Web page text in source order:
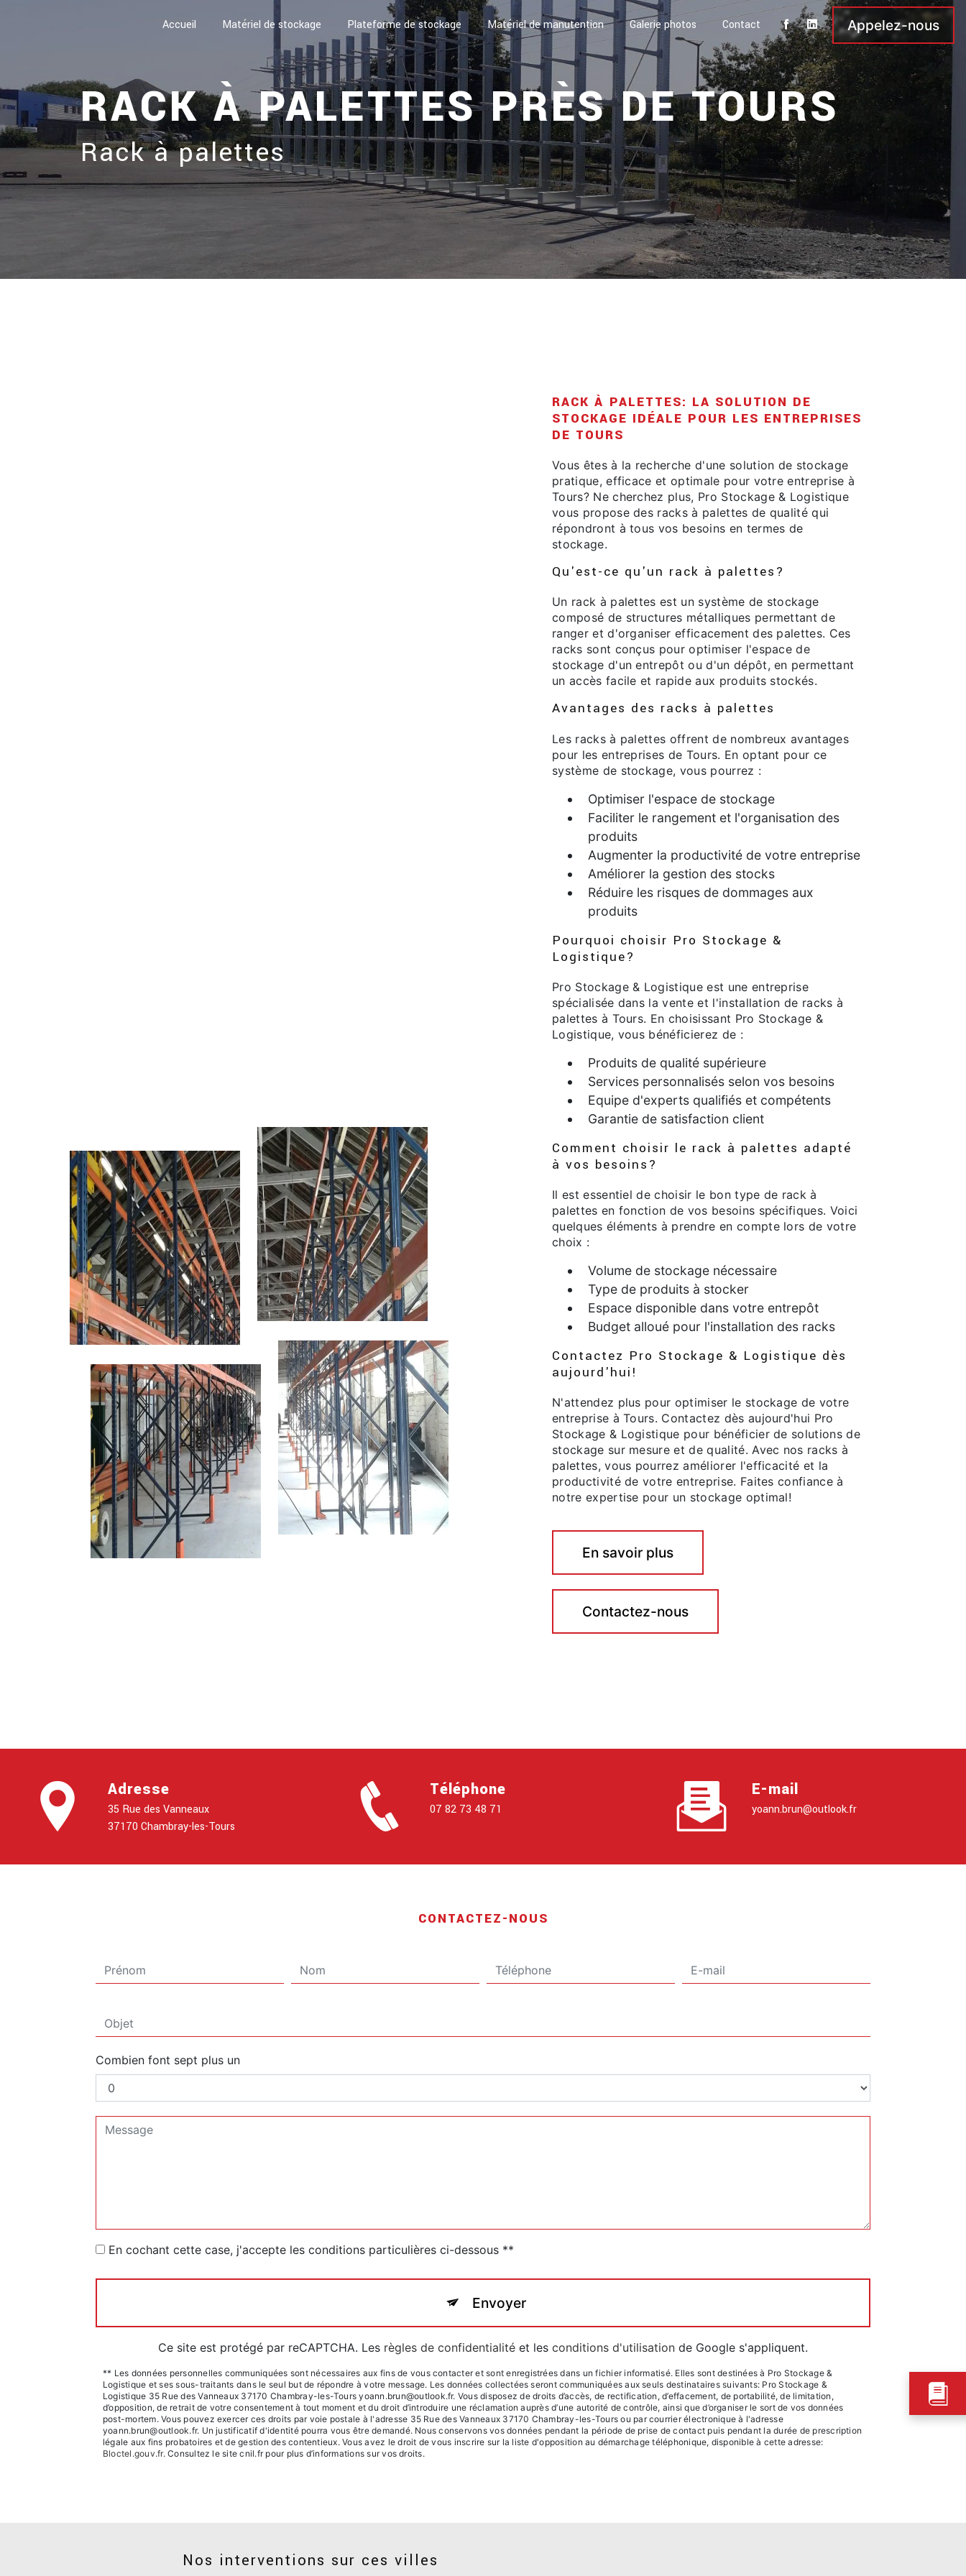
Accueil Matériel de stockage Plateforme de stockage Matériel de manutention Galerie photos Contact Appelez-nous
RACK À PALETTES PRÈS DE TOURS
Rack à palettes
RACK À PALETTES: LA SOLUTION DE
STOCKAGE IDÉALE POUR LES ENTREPRISES
DE TOURS
Vous êtes à la recherche d'une solution de stockage
pratique, efficace et optimale pour votre entreprise à
Tours? Ne cherchez plus, Pro Stockage & Logistique
vous propose des racks à palettes de qualité qui
répondront à tous vos besoins en termes de
stockage.
Qu'est-ce qu'un rack à palettes?
Un rack à palettes est un système de stockage
composé de structures métalliques permettant de
ranger et d'organiser efficacement des palettes. Ces
racks sont conçus pour optimiser l'espace de
stockage d'un entrepôt ou d'un dépôt, en permettant
un accès facile et rapide aux produits stockés.
Avantages des racks à palettes
Les racks à palettes offrent de nombreux avantages
pour les entreprises de Tours. En optant pour ce
système de stockage, vous pourrez :
Optimiser l'espace de stockage
Faciliter le rangement et l'organisation des
produits
Augmenter la productivité de votre entreprise
Améliorer la gestion des stocks
Réduire les risques de dommages aux
produits
Pourquoi choisir Pro Stockage &
Logistique?
Pro Stockage & Logistique est une entreprise
spécialisée dans la vente et l'installation de racks à
palettes à Tours. En choisissant Pro Stockage &
Logistique, vous bénéficierez de :
Produits de qualité supérieure
Services personnalisés selon vos besoins
Equipe d'experts qualifiés et compétents
Garantie de satisfaction client
Comment choisir le rack à palettes adapté
à vos besoins?
Il est essentiel de choisir le bon type de rack à
palettes en fonction de vos besoins spécifiques. Voici
quelques éléments à prendre en compte lors de votre
choix :
Volume de stockage nécessaire
Type de produits à stocker
Espace disponible dans votre entrepôt
Budget alloué pour l'installation des racks
Contactez Pro Stockage & Logistique dès
aujourd'hui!
N'attendez plus pour optimiser le stockage de votre
entreprise à Tours. Contactez dès aujourd'hui Pro
Stockage & Logistique pour bénéficier de solutions de
stockage sur mesure et de qualité. Avec nos racks à
palettes, vous pourrez améliorer l'efficacité et la
productivité de votre entreprise. Faites confiance à
notre expertise pour un stockage optimal!
En savoir plus
Contactez-nous
Adresse
35 Rue des Vanneaux
37170 Chambray-les-Tours
Téléphone
07 82 73 48 71
E-mail
yoann.brun@outlook.fr
CONTACTEZ-NOUS
Combien font sept plus un
En cochant cette case, j'accepte les conditions particulières ci-dessous **
Envoyer
Ce site est protégé par reCAPTCHA. Les règles de confidentialité et les conditions d'utilisation de Google s'appliquent.
** Les données personnelles communiquées sont nécessaires aux fins de vous contacter et sont enregistrées dans un fichier informatisé. Elles sont destinées à Pro Stockage &
Logistique et ses sous-traitants dans le seul but de répondre à votre message. Les données collectées seront communiquées aux seuls destinataires suivants: Pro Stockage &
Logistique 35 Rue des Vanneaux 37170 Chambray-les-Tours yoann.brun@outlook.fr. Vous disposez de droits d’accès, de rectification, d’effacement, de portabilité, de limitation,
d’opposition, de retrait de votre consentement à tout moment et du droit d’introduire une réclamation auprès d’une autorité de contrôle, ainsi que d’organiser le sort de vos données
post-mortem. Vous pouvez exercer ces droits par voie postale à l'adresse 35 Rue des Vanneaux 37170 Chambray-les-Tours ou par courrier électronique à l'adresse
yoann.brun@outlook.fr. Un justificatif d'identité pourra vous être demandé. Nous conservons vos données pendant la période de prise de contact puis pendant la durée de prescription
légale aux fins probatoires et de gestion des contentieux. Vous avez le droit de vous inscrire sur la liste d'opposition au démarchage téléphonique, disponible à cette adresse:
Bloctel.gouv.fr. Consultez le site cnil.fr pour plus d’informations sur vos droits.
Nos interventions sur ces villes